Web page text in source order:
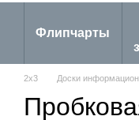
Флипчарты
2х3 Доски